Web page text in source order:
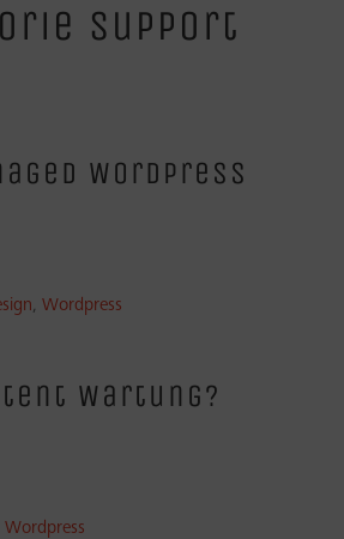
support
WordPress
, Wordpress
Wartung?
Wordpress